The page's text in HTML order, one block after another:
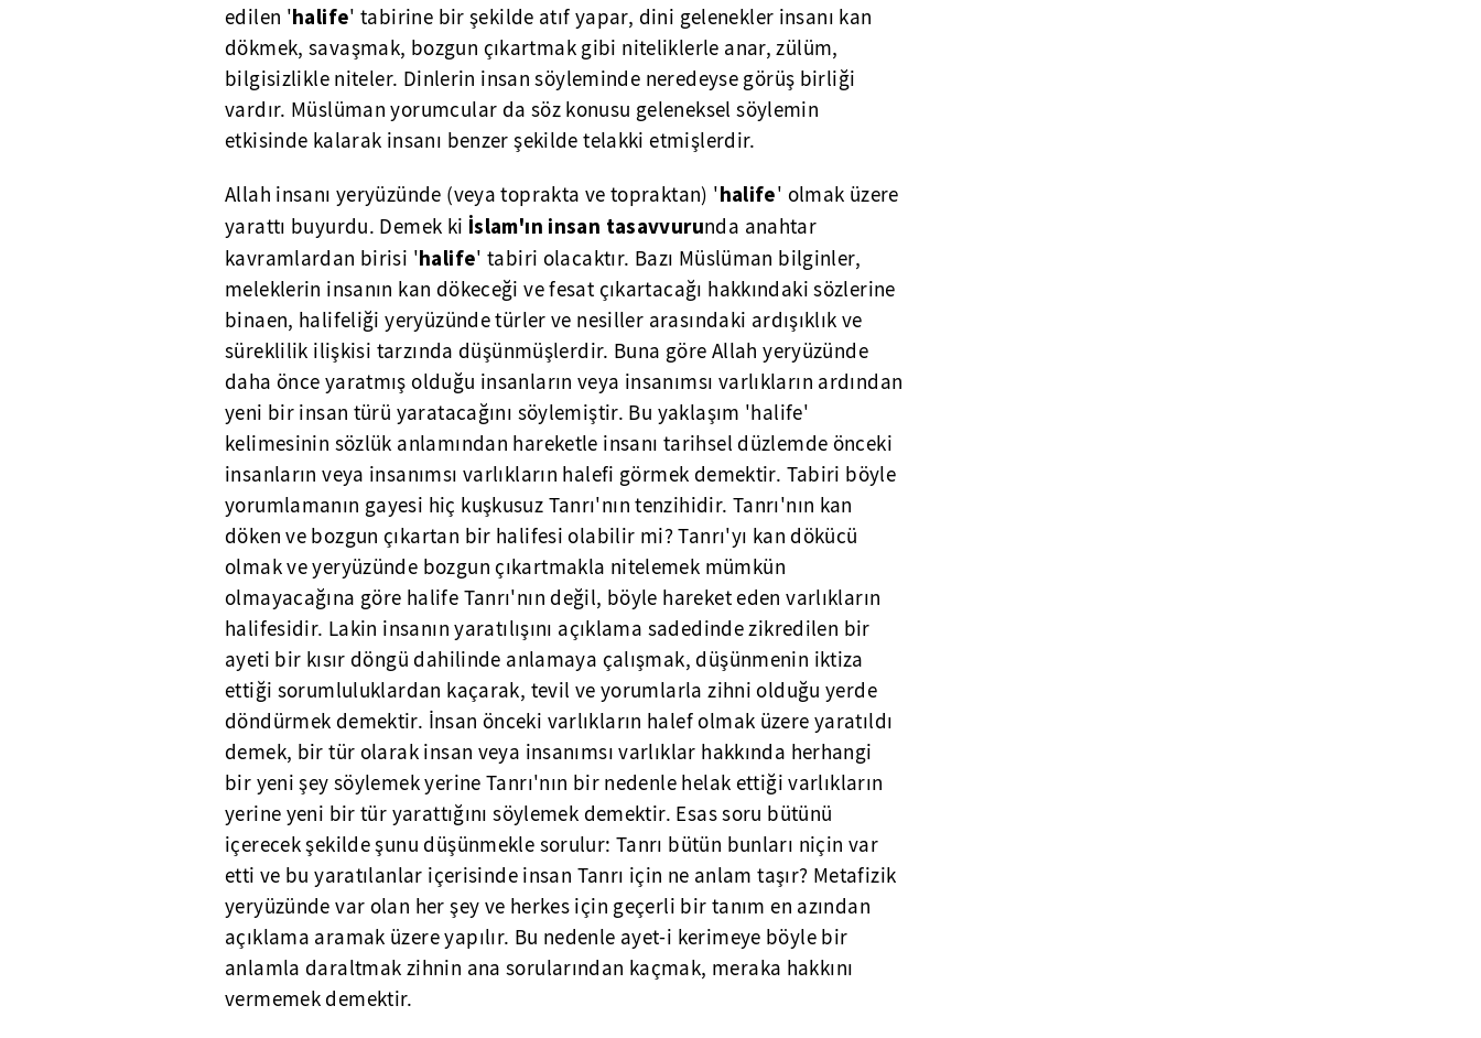
edilen 'halife' tabirine bir şekilde atıf yapar, dini gelenekler insanı kan
dökmek, savaşmak, bozgun çıkartmak gibi niteliklerle anar, zülüm,
bilgisizlikle niteler. Dinlerin insan söyleminde neredeyse görüş birliği
vardır. Müslüman yorumcular da söz konusu geleneksel söylemin
etkisinde kalarak insanı benzer şekilde telakki etmişlerdir.
Allah insanı yeryüzünde (veya toprakta ve topraktan) 'halife' olmak üzere
yarattı buyurdu. Demek ki İslam'ın insan tasavvurunda anahtar
kavramlardan birisi 'halife' tabiri olacaktır. Bazı Müslüman bilginler,
meleklerin insanın kan dökeceği ve fesat çıkartacağı hakkındaki sözlerine
binaen, halifeliği yeryüzünde türler ve nesiller arasındaki ardışıklık ve
süreklilik ilişkisi tarzında düşünmüşlerdir. Buna göre Allah yeryüzünde
daha önce yaratmış olduğu insanların veya insanımsı varlıkların ardından
yeni bir insan türü yaratacağını söylemiştir. Bu yaklaşım 'halife'
kelimesinin sözlük anlamından hareketle insanı tarihsel düzlemde önceki
insanların veya insanımsı varlıkların halefi görmek demektir. Tabiri böyle
yorumlamanın gayesi hiç kuşkusuz Tanrı'nın tenzihidir. Tanrı'nın kan
döken ve bozgun çıkartan bir halifesi olabilir mi? Tanrı'yı kan dökücü
olmak ve yeryüzünde bozgun çıkartmakla nitelemek mümkün
olmayacağına göre halife Tanrı'nın değil, böyle hareket eden varlıkların
halifesidir. Lakin insanın yaratılışını açıklama sadedinde zikredilen bir
ayeti bir kısır döngü dahilinde anlamaya çalışmak, düşünmenin iktiza
ettiği sorumluluklardan kaçarak, tevil ve yorumlarla zihni olduğu yerde
döndürmek demektir. İnsan önceki varlıkların halef olmak üzere yaratıldı
demek, bir tür olarak insan veya insanımsı varlıklar hakkında herhangi
bir yeni şey söylemek yerine Tanrı'nın bir nedenle helak ettiği varlıkların
yerine yeni bir tür yarattığını söylemek demektir. Esas soru bütünü
içerecek şekilde şunu düşünmekle sorulur: Tanrı bütün bunları niçin var
etti ve bu yaratılanlar içerisinde insan Tanrı için ne anlam taşır? Metafizik
yeryüzünde var olan her şey ve herkes için geçerli bir tanım en azından
açıklama aramak üzere yapılır. Bu nedenle ayet-i kerimeye böyle bir
anlamla daraltmak zihnin ana sorularından kaçmak, meraka hakkını
vermemek demektir.